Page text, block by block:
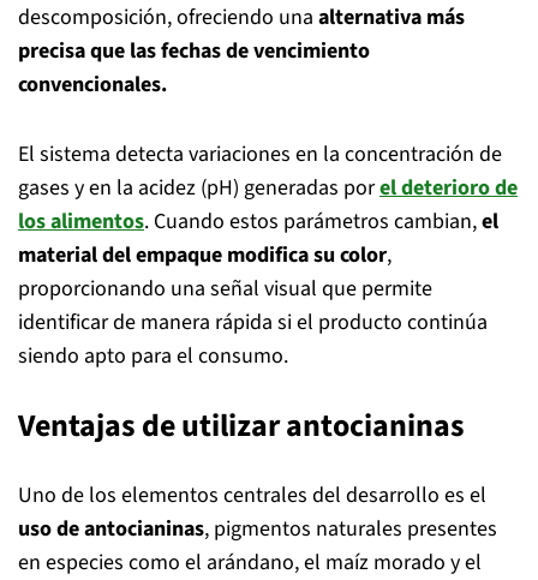
descomposición, ofreciendo una alternativa más
precisa que las fechas de vencimiento
convencionales.
El sistema detecta variaciones en la concentración de
gases y en la acidez (pH) generadas porel deterioro de
los alimentos. Cuando estos parámetros cambian,el
material del empaque modifica su color,
proporcionando una señal visual que permite
identificar de manera rápida si el producto continúa
siendo apto para el consumo.
Ventajas de utilizar antocianinas
Uno de los elementos centrales del desarrollo es el
uso de antocianinas, pigmentos naturales presentes
en especies como el arándano, el maíz morado y el